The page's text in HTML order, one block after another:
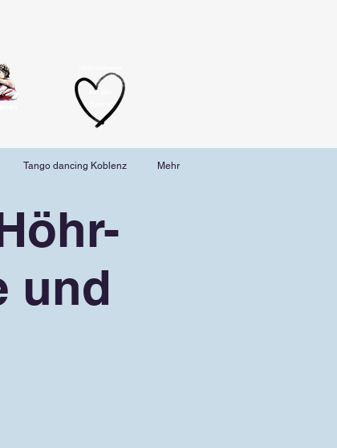
aus der
Tango dancing Koblenz Mehr
und